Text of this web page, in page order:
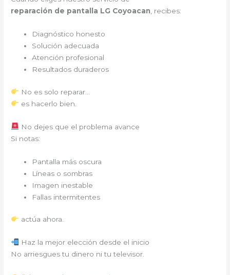
reparación de pantalla LG Coyoacan, recibes:
Diagnóstico honesto
Solución adecuada
Atención profesional
Resultados duraderos
No es solo reparar…
es hacerlo bien.
No dejes que el problema avance
Si notas:
Pantalla más oscura
Líneas o sombras
Imagen inestable
Fallas intermitentes
actúa ahora.
Haz la mejor elección desde el inicio
No arriesgues tu dinero ni tu televisor.